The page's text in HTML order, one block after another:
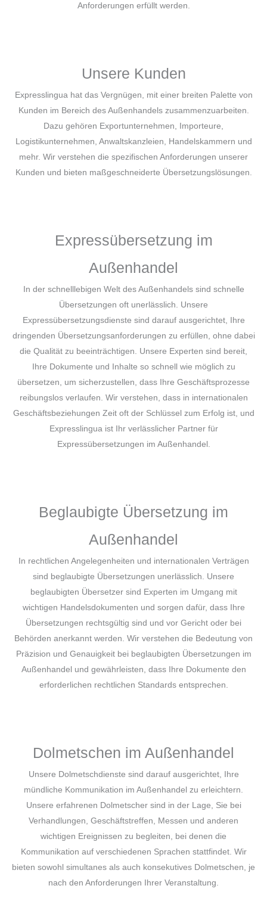
Anforderungen erfüllt werden.
Unsere Kunden
Expresslingua hat das Vergnügen, mit einer breiten Palette von
Kunden im Bereich des Außenhandels zusammenzuarbeiten.
Dazu gehören Exportunternehmen, Importeure,
Logistikunternehmen, Anwaltskanzleien, Handelskammern und
mehr. Wir verstehen die spezifischen Anforderungen unserer
Kunden und bieten maßgeschneiderte Übersetzungslösungen.
Expressübersetzung im
Außenhandel
In der schnelllebigen Welt des Außenhandels sind schnelle
Übersetzungen oft unerlässlich. Unsere
Expressübersetzungsdienste sind darauf ausgerichtet, Ihre
dringenden Übersetzungsanforderungen zu erfüllen, ohne dabei
die Qualität zu beeinträchtigen. Unsere Experten sind bereit,
Ihre Dokumente und Inhalte so schnell wie möglich zu
übersetzen, um sicherzustellen, dass Ihre Geschäftsprozesse
reibungslos verlaufen. Wir verstehen, dass in internationalen
Geschäftsbeziehungen Zeit oft der Schlüssel zum Erfolg ist, und
Expresslingua ist Ihr verlässlicher Partner für
Expressübersetzungen im Außenhandel.
Beglaubigte Übersetzung im
Außenhandel
In rechtlichen Angelegenheiten und internationalen Verträgen
sind beglaubigte Übersetzungen unerlässlich. Unsere
beglaubigten Übersetzer sind Experten im Umgang mit
wichtigen Handelsdokumenten und sorgen dafür, dass Ihre
Übersetzungen rechtsgültig sind und vor Gericht oder bei
Behörden anerkannt werden. Wir verstehen die Bedeutung von
Präzision und Genauigkeit bei beglaubigten Übersetzungen im
Außenhandel und gewährleisten, dass Ihre Dokumente den
erforderlichen rechtlichen Standards entsprechen.
Dolmetschen im Außenhandel
Unsere Dolmetschdienste sind darauf ausgerichtet, Ihre
mündliche Kommunikation im Außenhandel zu erleichtern.
Unsere erfahrenen Dolmetscher sind in der Lage, Sie bei
Verhandlungen, Geschäftstreffen, Messen und anderen
wichtigen Ereignissen zu begleiten, bei denen die
Kommunikation auf verschiedenen Sprachen stattfindet. Wir
bieten sowohl simultanes als auch konsekutives Dolmetschen, je
nach den Anforderungen Ihrer Veranstaltung.